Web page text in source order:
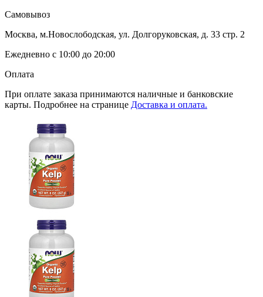
Самовывоз
Москва, м.Новослободская, ул. Долгоруковская, д. 33 стр. 2
Ежедневно с 10:00 до 20:00
Оплата
При оплате заказа принимаются наличные и банковские
карты. Подробнее на странице Доставка и оплата.